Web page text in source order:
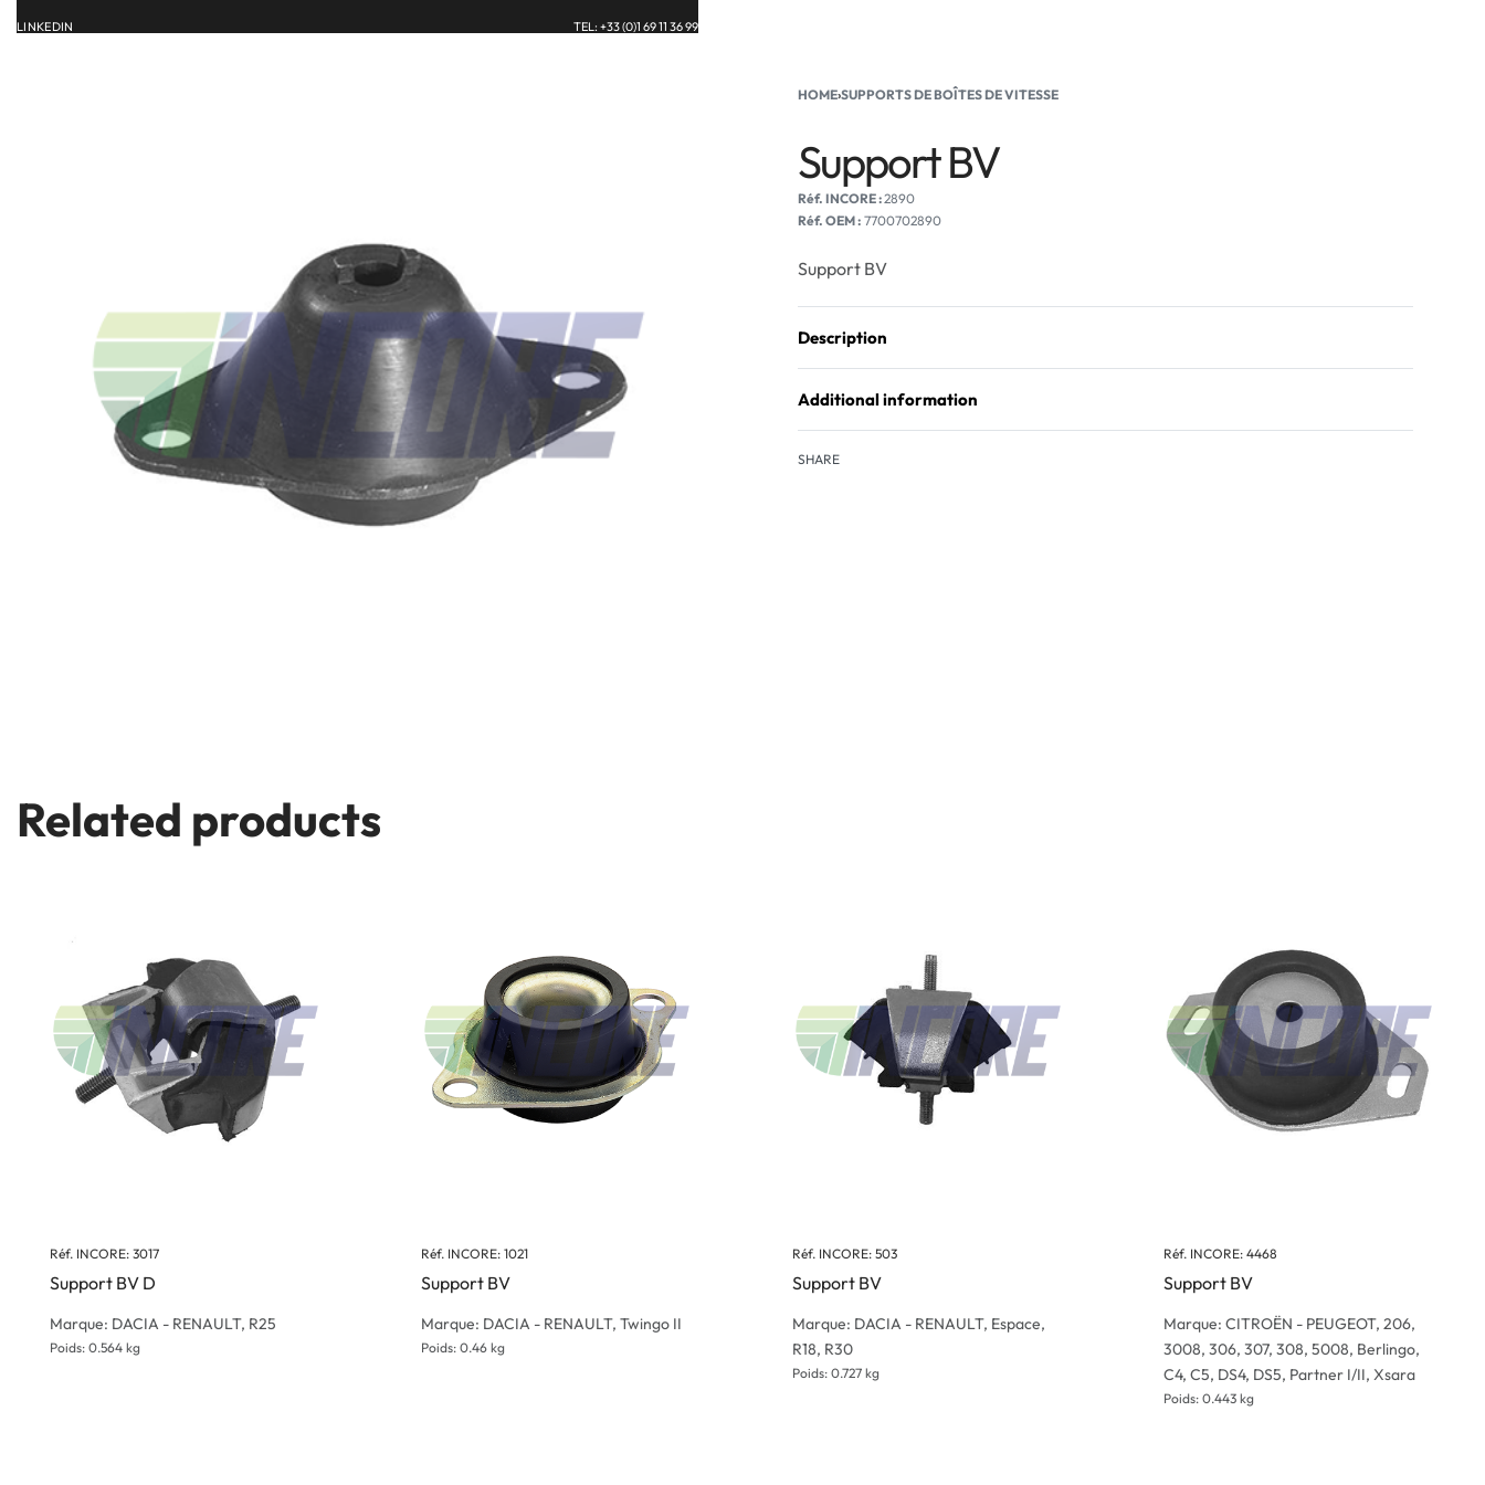
LINKEDIN TEL: +33 (0)1 69 11 36 99
HOME›SUPPORTS DE BOÎTES DE VITESSE
Support BV
2890
Réf. OEM : 7700702890
Support BV
Description
Additional information
SHARE
Related products
Réf. INCORE: 3017
Support BV D
Marque: DACIA - RENAULT, R25
Poids: 0.564 kg
Réf. INCORE: 1021
Support BV
Marque: DACIA - RENAULT, Twingo II
Poids: 0.46 kg
Réf. INCORE: 503
Support BV
Marque: DACIA - RENAULT, Espace,
R18, R30
Poids: 0.727 kg
Réf. INCORE: 4468
Support BV
Marque: CITROËN - PEUGEOT, 206,
3008, 306, 307, 308, 5008, Berlingo,
C4, C5, DS4, DS5, Partner I/II, Xsara
Poids: 0.443 kg